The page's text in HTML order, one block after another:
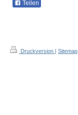
Teilen
Druckversion | Sitemap